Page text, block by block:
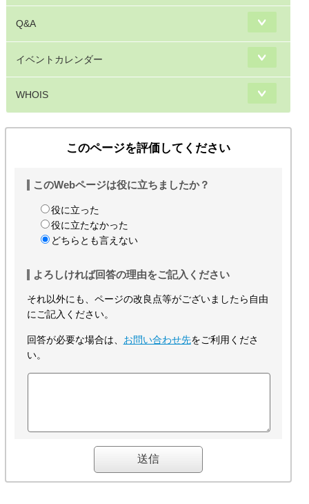
Q&A
イベントカレンダー
WHOIS
このページを評価してください
このWebページは役に立ちましたか？
役に立った
役に立たなかった
どちらとも言えない
よろしければ回答の理由をご記入ください
それ以外にも、ページの改良点等がございましたら自由
にご記入ください。
回答が必要な場合は、 お問い合わせ先をご利用くださ
い。